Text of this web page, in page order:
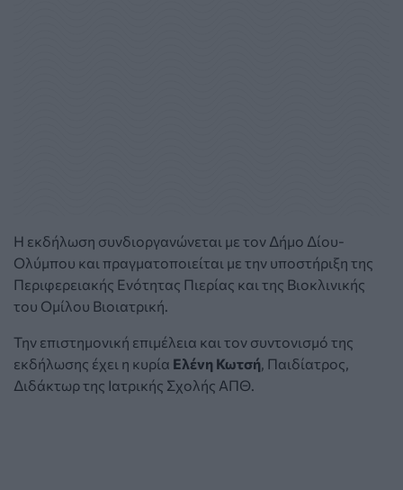
Η εκδήλωση συνδιοργανώνεται με τον Δήμο Δίου-
Ολύμπου και πραγματοποιείται με την υποστήριξη της
Περιφερειακής Ενότητας Πιερίας και της Βιοκλινικής
του Ομίλου Βιοιατρική.
Την επιστημονική επιμέλεια και τον συντονισμό της
εκδήλωσης έχει η κυρία Ελένη Κωτσή , Παιδίατρος,
Διδάκτωρ της Ιατρικής Σχολής ΑΠΘ.